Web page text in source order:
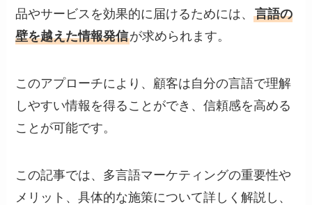
品やサービスを効果的に届けるためには、言語の
壁を越えた情報発信が求められます。
このアプローチにより、顧客は自分の言語で理解
しやすい情報を得ることができ、信頼感を高める
ことが可能です。
この記事では、多言語マーケティングの重要性や
メリット、具体的な施策について詳しく解説し、